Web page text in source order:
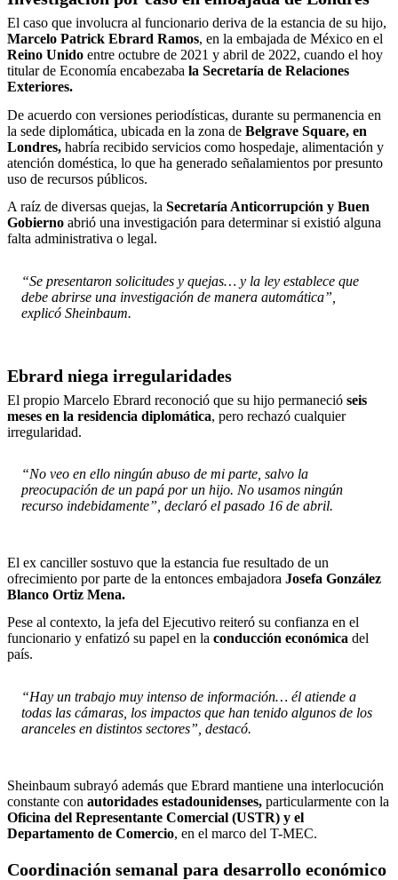
El caso que involucra al funcionario deriva de la estancia de su hijo,
Marcelo Patrick Ebrard Ramos, en la embajada de México en el
Reino Unido entre octubre de 2021 y abril de 2022, cuando el hoy
titular de Economía encabezaba la Secretaría de Relaciones
Exteriores.
De acuerdo con versiones periodísticas, durante su permanencia en
la sede diplomática, ubicada en la zona de Belgrave Square, en
Londres, habría recibido servicios como hospedaje, alimentación y
atención doméstica, lo que ha generado señalamientos por presunto
uso de recursos públicos.
A raíz de diversas quejas, la Secretaría Anticorrupción y Buen
Gobierno abrió una investigación para determinar si existió alguna
falta administrativa o legal.
“Se presentaron solicitudes y quejas… y la ley establece que
debe abrirse una investigación de manera automática”,
explicó Sheinbaum.
Ebrard niega irregularidades
El propio Marcelo Ebrard reconoció que su hijo permaneció seis
meses en la residencia diplomática, pero rechazó cualquier
irregularidad.
“No veo en ello ningún abuso de mi parte, salvo la
preocupación de un papá por un hijo. No usamos ningún
recurso indebidamente”, declaró el pasado 16 de abril.
El ex canciller sostuvo que la estancia fue resultado de un
ofrecimiento por parte de la entonces embajadora Josefa González
Blanco Ortiz Mena.
Pese al contexto, la jefa del Ejecutivo reiteró su confianza en el
funcionario y enfatizó su papel en la conducción económica del
país.
“Hay un trabajo muy intenso de información… él atiende a
todas las cámaras, los impactos que han tenido algunos de los
aranceles en distintos sectores”, destacó.
Sheinbaum subrayó además que Ebrard mantiene una interlocución
constante con autoridades estadounidenses, particularmente con la
Oficina del Representante Comercial (USTR) y el
Departamento de Comercio, en el marco del T-MEC.
Coordinación semanal para desarrollo económico